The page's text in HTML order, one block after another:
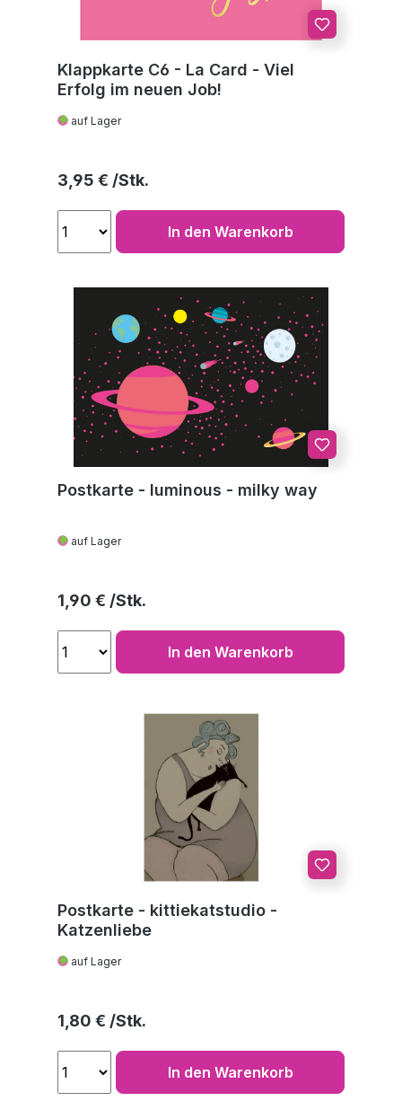
Klappkarte C6 - La Card - Viel
Erfolg im neuen Job!
auf Lager
Regulärer Preis:
3,95 €
In den Warenkorb
Postkarte - luminous - milky way
auf Lager
Regulärer Preis:
1,90 €
In den Warenkorb
Postkarte - kittiekatstudio -
Katzenliebe
auf Lager
Regulärer Preis:
1,80 €
In den Warenkorb